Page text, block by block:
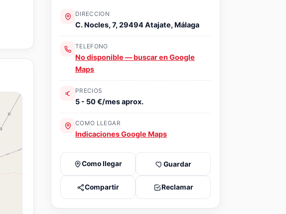
DIRECCION
C. Nocles, 7, 29494 Atajate, Málaga
TELEFONO
No disponible — buscar en Google
Maps
PRECIOS
5 - 50 €/mes aprox.
COMO LLEGAR
Indicaciones Google Maps
Como llegar Guardar
Compartir Reclamar